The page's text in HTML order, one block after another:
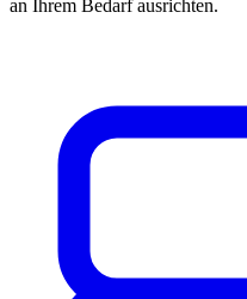
an Ihrem Bedarf ausrichten.